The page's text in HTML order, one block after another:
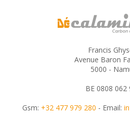
Francis
Avenue Baron
5000 -
BE 0808 062
Gsm: +32 477 979 280 - Email: